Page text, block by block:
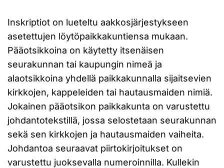
Inskriptiot on lueteltu aakkosjärjestykseen
asetettujen löytöpaikkakuntiensa mukaan.
Pääotsikkoina on käytetty itsenäisen
seurakunnan tai kaupungin nimeä ja
alaotsikkoina yhdellä paikkakunnalla sijaitsevien
kirkkojen, kappeleiden tai hautausmaiden nimiä.
Jokainen pääotsikon paikkakunta on varustettu
johdantotekstillä, jossa selostetaan seurakunnan
sekä sen kirkkojen ja hautausmaiden vaiheita.
Johdantoa seuraavat piirtokirjoitukset on
varustettu juoksevalla numeroinnilla. Kullekin